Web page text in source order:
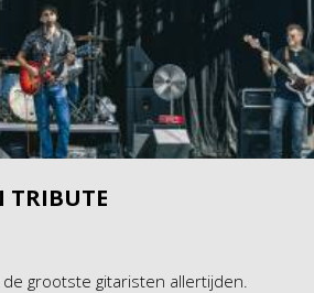
TRIBUTE
de grootste gitaristen allertijden.